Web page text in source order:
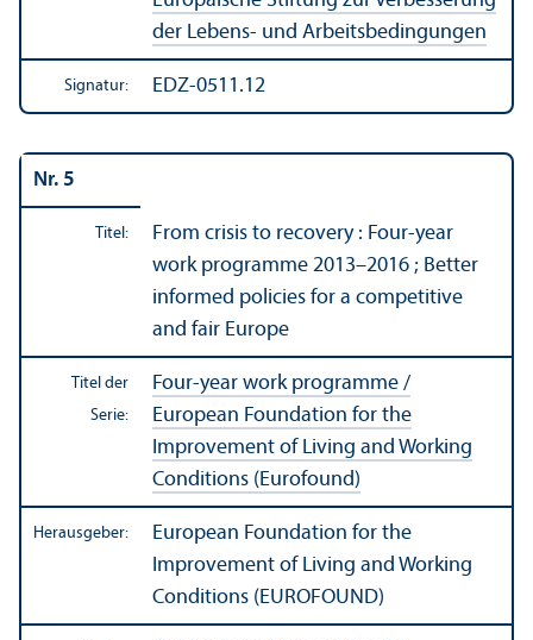
der Lebens- und Arbeits­bedingungen
Signatur: EDZ-0511.12
Nr. 5
Titel:
From crisis to recovery : Four-year
work programme 2013–2016 ; Better
informed policies for a competitive
and fair Europe
Titel der
Serie:
Four-year work programme /
European Foundation for the
Improvement of Living and Working
Conditions (Eurofound)
Herausgeber:
European Foundation for the
Improvement of Living and Working
Conditions (EUROFOUND)